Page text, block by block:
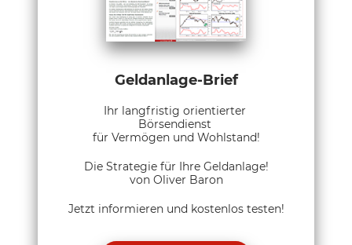
Geldanlage-Brief
Ihr langfristig orientierter
Börsendienst
für Vermögen und Wohlstand!
Die Strategie für Ihre Geldanlage!
von Oliver Baron
Jetzt informieren und kostenlos testen!